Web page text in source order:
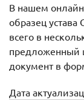
В нашем
образец
всего в
предложенный
документ в
Дата